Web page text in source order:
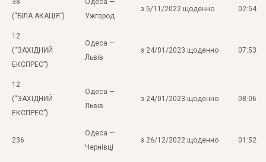
(“БІЛА АКАЦІЯ”)
Ужгород
з 5/11/2022 щоденно 02:54
12
(“ЗАХІДНИЙ
ЕКСПРЕС”)
Одеса —
Львів
з 24/01/2023 щоденно 07:53
12
(“ЗАХІДНИЙ
ЕКСПРЕС”)
Одеса —
Львів
з 24/01/2023 щоденно 08:06
236
Одеса —
Чернівці
з 26/12/2022 щоденно 01:52